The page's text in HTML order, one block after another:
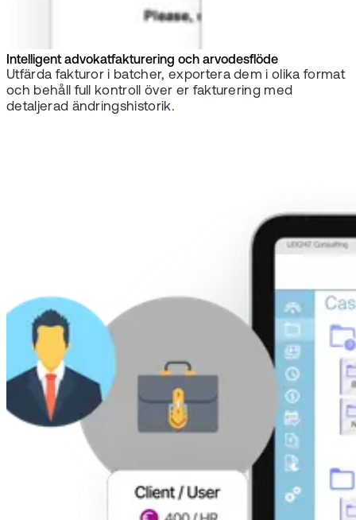
Intelligent advokatfakturering och arvodesflöde
Utfärda fakturor i batcher, exportera dem i olika format
och behåll full kontroll över er fakturering med
detaljerad ändringshistorik.